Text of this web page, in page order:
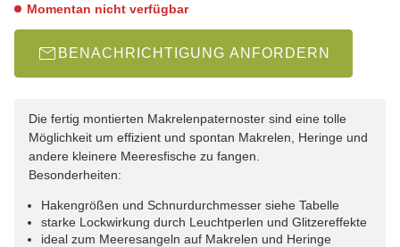
Momentan nicht verfügbar
BENACHRICHTIGUNG ANFORDERN
Die fertig montierten Makrelenpaternoster sind eine tolle
Möglichkeit um effizient und spontan Makrelen, Heringe und
andere kleinere Meeresfische zu fangen.
Besonderheiten:
Hakengrößen und Schnurdurchmesser siehe Tabelle
starke Lockwirkung durch Leuchtperlen und Glitzereffekte
ideal zum Meeresangeln auf Makrelen und Heringe